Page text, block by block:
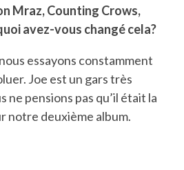
Mraz, Counting Crows,
avez-vous changé cela?
essayons constamment
Joe est un gars très
ne pensions pas qu’il était la
notre deuxième album.